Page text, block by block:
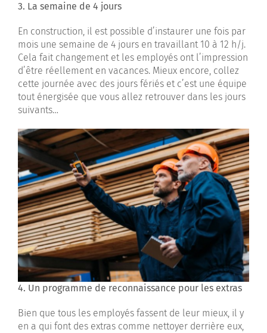
3. La semaine de 4 jours
En construction, il est possible d’instaurer une fois par
mois une semaine de 4 jours en travaillant 10 à 12 h/j.
Cela fait changement et les employés ont l’impression
d’être réellement en vacances. Mieux encore, collez
cette journée avec des jours fériés et c’est une équipe
tout énergisée que vous allez retrouver dans les jours
suivants…
4. Un programme de reconnaissance pour les extras
Bien que tous les employés fassent de leur mieux, il y
en a qui font des extras comme nettoyer derrière eux,